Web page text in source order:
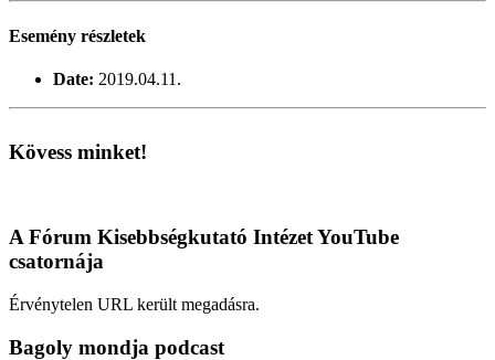
Esemény részletek
Date: 2019.04.11.
Kövess minket!
A Fórum Kisebbségkutató Intézet YouTube
csatornája
Érvénytelen URL került megadásra.
Bagoly mondja podcast